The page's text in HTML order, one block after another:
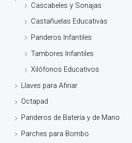
Cascabeles y Sonajas
Castañuelas Educativas
Panderos Infantiles
Tambores Infantiles
Xilófonos Educativos
Llaves para Afinar
Octapad
Panderos de Batería y de Mano
Parches para Bombo